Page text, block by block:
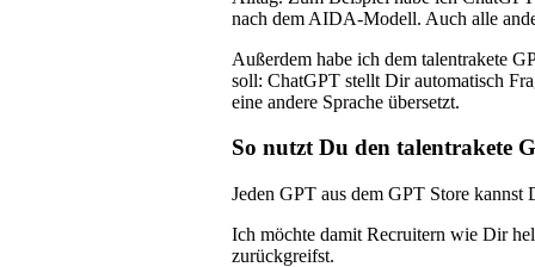
nach dem AIDA-Modell. Auch alle
Außerdem habe ich dem talentrakete
soll: ChatGPT stellt Dir automatisch
eine andere Sprache übersetzt.
So nutzt Du den talentrakete
Jeden GPT aus dem GPT Store
Ich möchte damit Recruitern wie Dir
zurückgreifst.